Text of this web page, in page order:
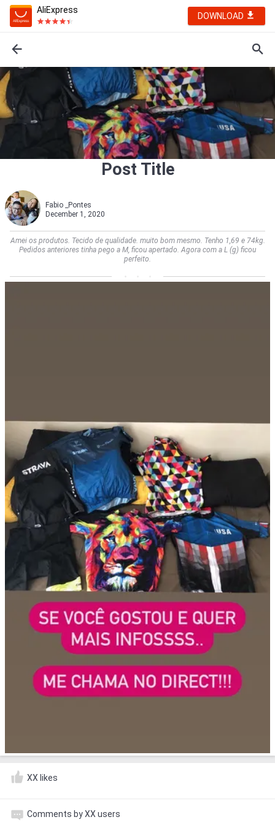
AliExpress
DOWNLOAD
Post Title
Fabio _Pontes
December 1, 2020
Amei os produtos. Tecido de qualidade. muito bom mesmo. Tenho 1,69 e 74kg.
Pedidos anteriores tinha pego a M, ficou apertado. Agora com a L (g) ficou
perfeito.
XX likes
Comments by XX users